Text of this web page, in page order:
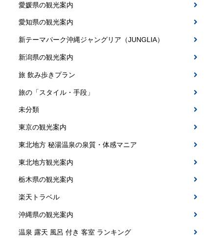
愛媛県の観光案内
愛知県の観光案内
新テーマパーク沖縄ジャングリア（JUNGLIA）
新潟県の観光案内
旅 飲み歩きプラン
旅の「スタイル・手段」
未分類
東京の観光案内
東北地方 秘湯温泉の泉質・体感マニア
東北地方観光案内
栃木県の観光案内
楽天トラベル
沖縄県の観光案内
温泉 露天 風呂 付き 客室 ランキング